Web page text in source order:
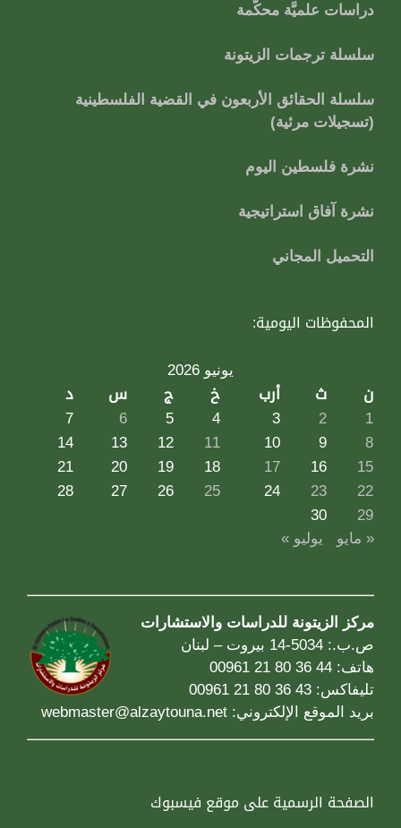
دراسات علميَّة محكَّمة
سلسلة ترجمات الزيتونة
سلسلة الحقائق الأربعون في القضية الفلسطينية
(تسجيلات مرئية)
نشرة فلسطين اليوم
نشرة آفاق استراتيجية
التحميل المجاني
المحفوظات اليومية:
يونيو 2026
ن ث أرب خ ج س د
1
2
3
4
5
6
7
8
9
10
11
12
13
14
15
16
17
18
19
20
21
22
23
24
25
26
27
28
29
30
« مايو
يوليو »
مركز الزيتونة للدراسات والاستشارات
ص.ب.: 5034-14 بيروت – لبنان
هاتف: 44 36 80 21 00961
تليفاكس: 43 36 80 21 00961
بريد الموقع الإلكتروني: webmaster@alzaytouna.net
الصفحة الرسمية على موقع فيسبوك